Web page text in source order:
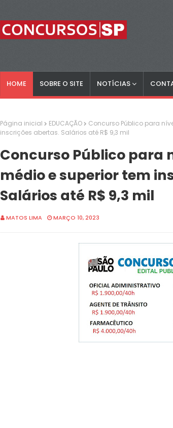
HOME SOBRE O SITE NOTÍCIAS
Página inicial EDUCAÇÃO
Concurso Público para
inscrições abertas. Salários até R$ 9,3 mil
Concurso Público
médio e superior tem
Salários até R$ 9,3 mil
MATOS LIMA MARÇO 10, 2023